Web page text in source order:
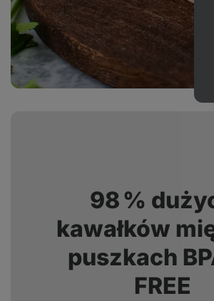
98 %
kawałków
puszkach
FREE